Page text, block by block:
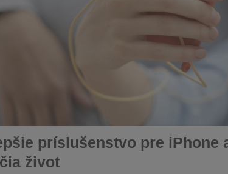
príslušenstvo pre iPhone
život